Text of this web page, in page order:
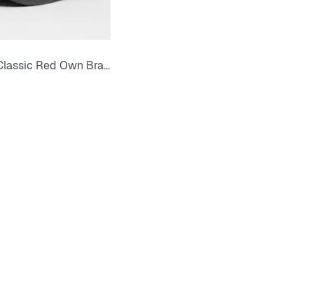
Rubber Patch Classic Red Own Brand